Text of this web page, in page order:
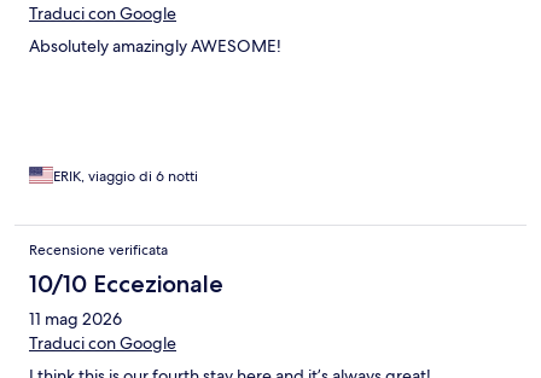
Traduci con Google
Absolutely amazingly AWESOME!
ERIK, viaggio di 6 notti
Recensione verificata
10/10 Eccezionale
11 mag 2026
Traduci con Google